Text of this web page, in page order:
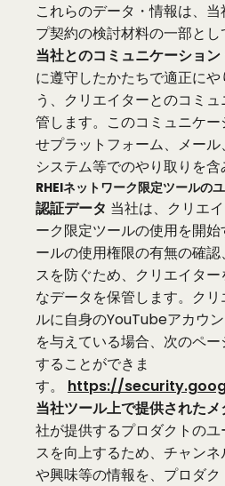
これらのデータ・情報は、
プ契約の検討材料の一部とし
当社とのコミュニケーション
に遵守したかたちで適正に
う、クリエイターとのコミ
管します。このコミュニケ
せプラットフォーム、メー
システム等でのやり取りを含
RHEIネットワーク限定ツールの
認証データ 当社は、クリエ
ーク限定ツールの使用を開
ールの使用権限の有無の確
スを防ぐため、クリエイタ
なデータを保管します。ク
ルに自身のYouTubeアカウ
を与えている場合、次のペ
することができま
す。 https://
当社ツール上で提供されたメ
社が提供するプロダクトの
スを向上するため、チャン
や興味等の情報を、プロダ